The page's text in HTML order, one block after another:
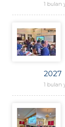
1 bulan
2027
1 bulan